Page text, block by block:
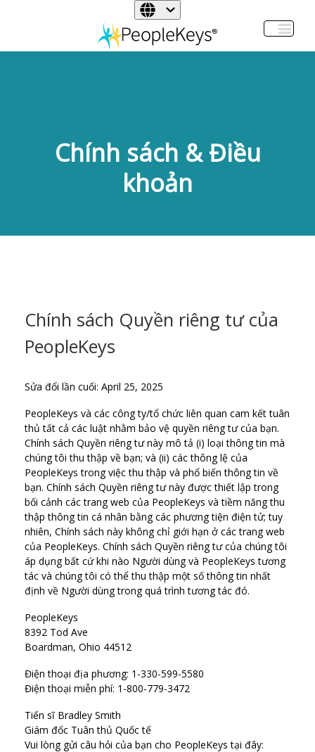
Chính sách & Điều
khoản
Chính sách Quyền riêng tư của
PeopleKeys
Sửa đổi lần cuối: April 25, 2025
PeopleKeys và các công ty/tổ chức liên quan cam kết tuân
thủ tất cả các luật nhằm bảo vệ quyền riêng tư của bạn.
Chính sách Quyền riêng tư này mô tả (i) loại thông tin mà
chúng tôi thu thập về bạn; và (ii) các thông lệ của
PeopleKeys trong việc thu thập và phổ biến thông tin về
bạn. Chính sách Quyền riêng tư này được thiết lập trong
bối cảnh các trang web của PeopleKeys và tiềm năng thu
thập thông tin cá nhân bằng các phương tiện điện tử; tuy
nhiên, Chính sách này không chỉ giới hạn ở các trang web
của PeopleKeys. Chính sách Quyền riêng tư của chúng tôi
áp dụng bất cứ khi nào Người dùng và PeopleKeys tương
tác và chúng tôi có thể thu thập một số thông tin nhất
định về Người dùng trong quá trình tương tác đó.
PeopleKeys
8392 Tod Ave
Boardman, Ohio 44512
Điện thoại địa phương: 1-330-599-5580
Điện thoại miễn phí: 1-800-779-3472
Tiến sĩ Bradley Smith
Giám đốc Tuân thủ Quốc tế
Vui lòng gửi câu hỏi của bạn cho PeopleKeys tại đây: